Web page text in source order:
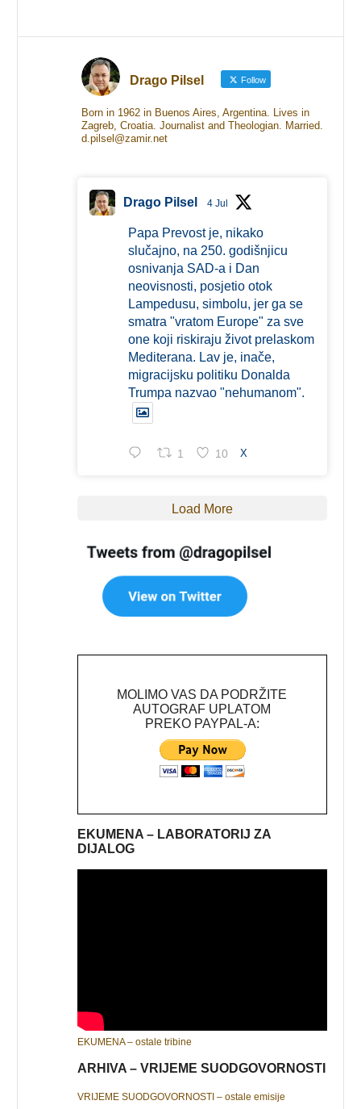
Drago Pilsel Follow
Born in 1962 in Buenos Aires, Argentina. Lives in
Zagreb, Croatia. Journalist and Theologian. Married.
d.pilsel@zamir.net
Drago Pilsel 4 Jul
Papa Prevost je, nikako
slučajno, na 250. godišnjicu
osnivanja SAD-a i Dan
neovisnosti, posjetio otok
Lampedusu, simbolu, jer ga se
smatra "vratom Europe" za sve
one koji riskiraju život prelaskom
Mediterana. Lav je, inače,
migracijsku politiku Donalda
Trumpa nazvao "nehumanom".
1 10 X
Load More
MOLIMO VAS DA PODRŽITE
AUTOGRAF UPLATOM
PREKO PAYPAL-A:
EKUMENA – LABORATORIJ ZA
DIJALOG
EKUMENA – ostale tribine
ARHIVA – VRIJEME SUODGOVORNOSTI
VRIJEME SUODGOVORNOSTI – ostale emisije